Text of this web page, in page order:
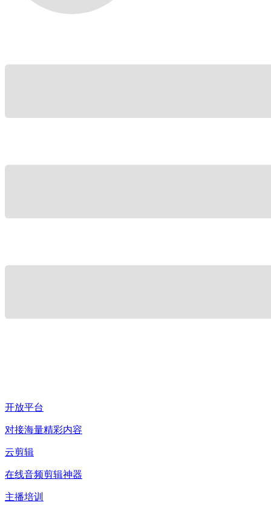
开放平台
对接海量精彩内容
云剪辑
在线音频剪辑神器
主播培训